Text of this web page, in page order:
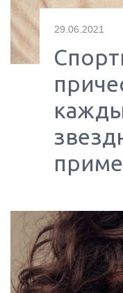
29.06.2021